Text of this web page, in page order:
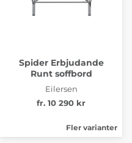
fr. 55 894 kr
Spider Erbjudande
Runt soffbord
Eilersen
fr. 10 290 kr
Fler varianter